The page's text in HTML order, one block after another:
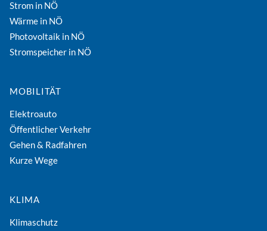
Strom in NÖ
Wärme in NÖ
Photovoltaik in NÖ
Stromspeicher in NÖ
MOBILITÄT
Elektroauto
Öffentlicher Verkehr
Gehen & Radfahren
Kurze Wege
KLIMA
Klimaschutz